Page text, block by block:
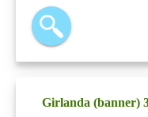
Girlanda (banner)